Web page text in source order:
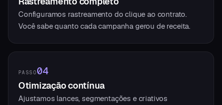
Configuramos rastreamento do clique ao contrato.
Você sabe quanto cada campanha gerou de receita.
PASSO04
Otimização contínua
Ajustamos lances, segmentações e criativos